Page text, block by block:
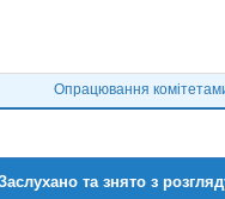
Опрацювання
та знято з